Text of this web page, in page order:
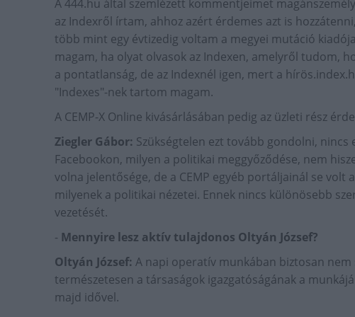
A 444.hu által szemlézett kommentjeimet
az Indexről írtam, ahhoz azért érdemes azt is
több mint egy évtizedig voltam a megyei mutáció
magam, ha olyat olvasok az Indexen, amelyről tudom,
a pontatlanság, de az Indexnél igen, mert a
"Indexes"-nek tartom magam.
A CEMP-X Online kivásárlásában pedig az üzleti rész
Ziegler Gábor: Szükségtelen ezt tovább gondolni, nincs
Facebookon, milyen a politikai meggyőződése, nem
volna jelentősége, de a CEMP egyéb portáljainál se
milyenek a politikai nézetei. Ennek nincs különösebb
vezetését.
- Mennyire lesz aktív tulajdonos Oltyán József?
Oltyán József: A napi operatív munkában biztosan
természetesen a társaságok igazgatóságának a
majd idővel.